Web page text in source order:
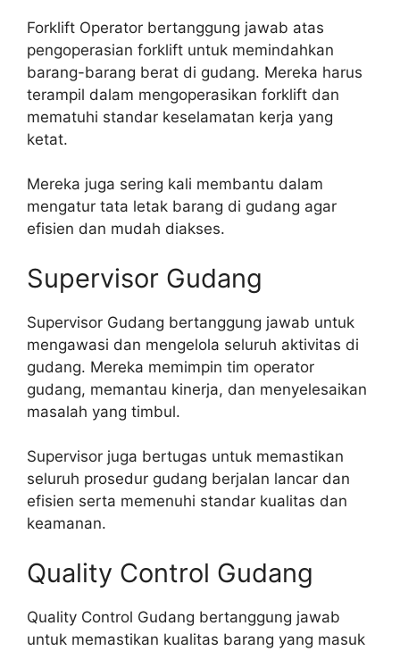
Forklift Operator bertanggung jawab atas
pengoperasian forklift untuk memindahkan
barang-barang berat di gudang. Mereka harus
terampil dalam mengoperasikan forklift dan
mematuhi standar keselamatan kerja yang
ketat.
Mereka juga sering kali membantu dalam
mengatur tata letak barang di gudang agar
efisien dan mudah diakses.
Supervisor Gudang
Supervisor Gudang bertanggung jawab untuk
mengawasi dan mengelola seluruh aktivitas di
gudang. Mereka memimpin tim operator
gudang, memantau kinerja, dan menyelesaikan
masalah yang timbul.
Supervisor juga bertugas untuk memastikan
seluruh prosedur gudang berjalan lancar dan
efisien serta memenuhi standar kualitas dan
keamanan.
Quality Control Gudang
Quality Control Gudang bertanggung jawab
untuk memastikan kualitas barang yang masuk